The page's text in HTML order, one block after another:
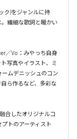
ク)をジャンルに持
繊細な歌詞と暖かい
／Vo：みやっち自身
写真やイラスト、ミ
ームデニッシュのコン
ら作るなど、多彩な
合したオリジナルコ
トのアーティスト